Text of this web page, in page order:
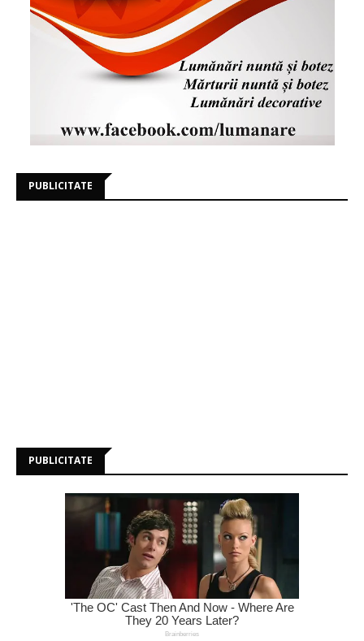
PUBLICITATE
PUBLICITATE